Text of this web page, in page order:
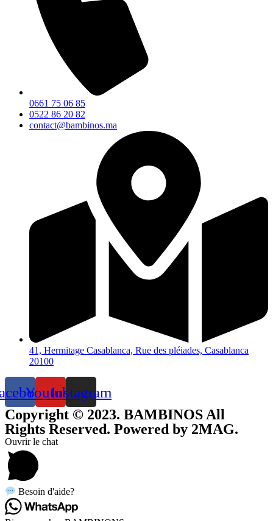
0661 75 06 85
0522 86 20 82
contact@bambinos.ma
41, Hermitage Casablanca, Rue des pléiades, Casablanca
20100
YoutubeInstagram
Copyright © 2023. BAMBINOS All
Rights Reserved. Powered by 2MAG.
Ouvrir le chat
Besoin d'aide?